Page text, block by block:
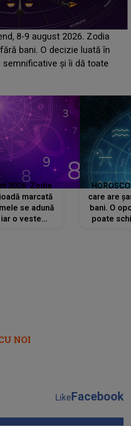
DETALIU ASCUNS până
concurentul din Casa Iubirii
despre mama
eu nu te iubesc pentru
2026. Zodia
marcată
se adună
o veste
care are
bani. O
poate
NOI
LikeFacebook